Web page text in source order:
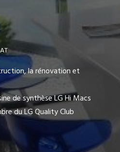
la rénovation et
de synthèse LG Hi Macs
du LG Quality Club